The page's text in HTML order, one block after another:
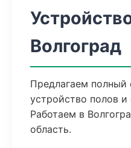
Волгоград
Предлагаем полный
устройство полов и
Работаем в
область.